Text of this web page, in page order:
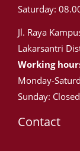
Saturday:
Jl. Raya
Lakarsantri
Working
Monday-
Sunday: Closed
Contact